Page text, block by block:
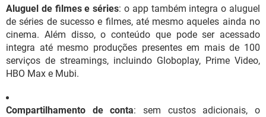
Aluguel de filmes e séries: o app também integra o aluguel
de séries de sucesso e filmes, até mesmo aqueles ainda no
cinema. Além disso, o conteúdo que pode ser acessado
integra até mesmo produções presentes em mais de 100
serviços de streamings, incluindo Globoplay, Prime Video,
HBO Max e Mubi.
Compartilhamento de conta: sem custos adicionais, o